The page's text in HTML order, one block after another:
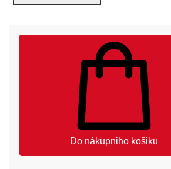
Do nákupniho košiku